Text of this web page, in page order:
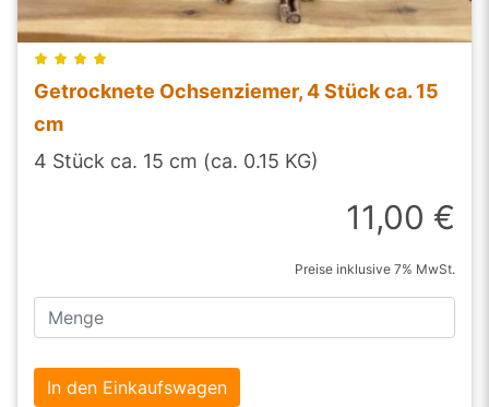
Getrocknete Ochsenziemer, 4 Stück ca. 15
cm
4 Stück ca. 15 cm (ca. 0.15 KG)
11,00 €
Preise inklusive 7% MwSt.
In den Einkaufswagen